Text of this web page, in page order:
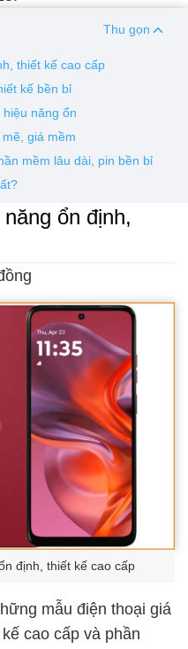
Thu gọn
thiết kế cao cấp
kế bền bỉ
năng ổn
giá mềm
mềm lâu dài, pin bền bỉ
ổn định,
định, thiết kế cao cấp
mẫu điện thoại giá
cao cấp và phần